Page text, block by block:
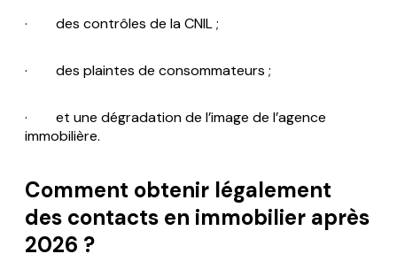
· des contrôles de la CNIL ;
· des plaintes de consommateurs ;
· et une dégradation de l’image de l’agence
immobilière.
Comment obtenir légalement
des contacts en immobilier après
2026 ?